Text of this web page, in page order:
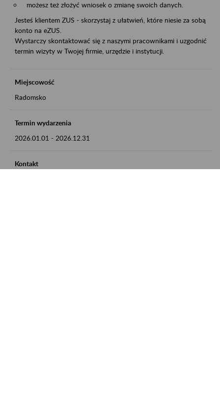
możesz też złożyć wniosek o zmianę swoich danych.
Jesteś klientem ZUS - skorzystaj z ułatwień, które niesie za sobą
konto na eZUS.
Wystarczy skontaktować się z naszymi pracownikami i uzgodnić
termin wizyty w Twojej firmie, urzędzie i instytucji.
Miejscowość
Radomsko
Termin wydarzenia
2026.01.01 - 2026.12.31
Kontakt